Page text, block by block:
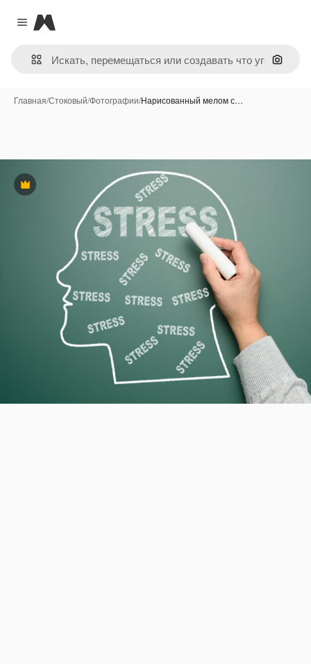
Close menu
Magnific
Поиск
Главная/Стоковый/Фотографии/Нарисованный мелом с…
Премиум